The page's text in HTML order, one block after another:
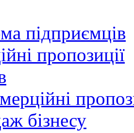
підприємців
пропозиції
бізнесу